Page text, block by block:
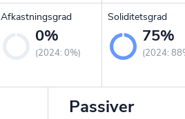
Afkastningsgrad
0%
(2024: 0%)
Soliditetsgrad
75%
(2024:
Passiver